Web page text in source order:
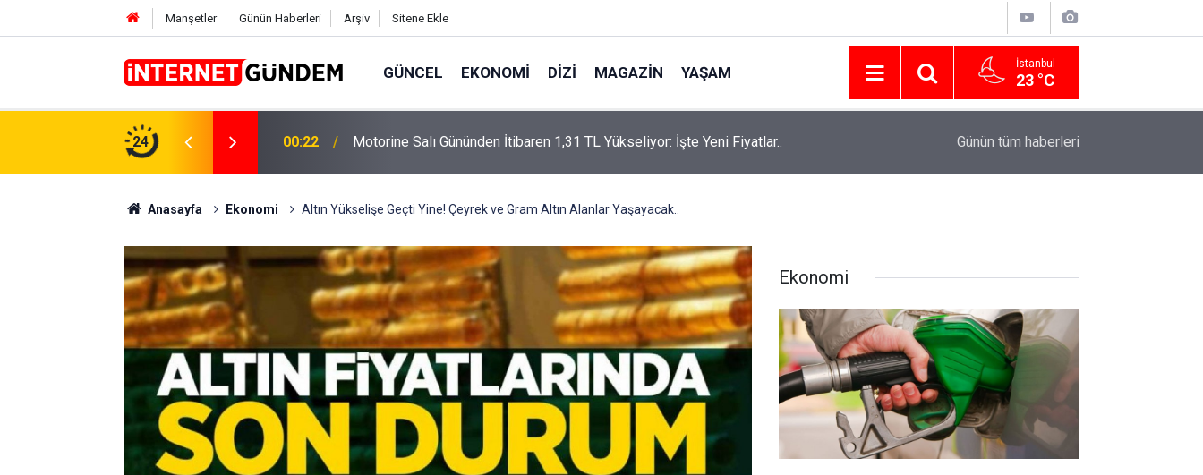
Manşetler Günün Haberleri Arşiv Sitene Ekle
GÜNCEL EKONOMI DIZI MAGAZIN YAŞAM İstanbul
23 °C
24
TL Yükseliyor: İşte Yeni Fiyatlar.. 15:58
Neşet Ertaş’a “Bozkırın Tezenesi” Lakabını Kim Verdi? Beyaz’la Joker
Sorusunun Cevabı Merak Edildi
Günün tüm haberleri
Anasayfa Ekonomi Altın Yükselişe Geçti Yine! Çeyrek ve Gram Altın Alanlar Yaşayacak..
Ekonomi